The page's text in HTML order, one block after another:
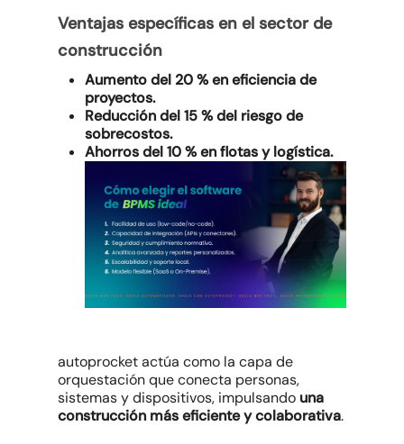
Ventajas específicas en el sector de
construcción
Aumento del 20 % en eficiencia de
proyectos.
Reducción del 15 % del riesgo de
sobrecostos.
Ahorros del 10 % en flotas y logística.
autoprocket actúa como la capa de
orquestación que conecta personas,
sistemas y dispositivos, impulsando una
construcción más eficiente y colaborativa.